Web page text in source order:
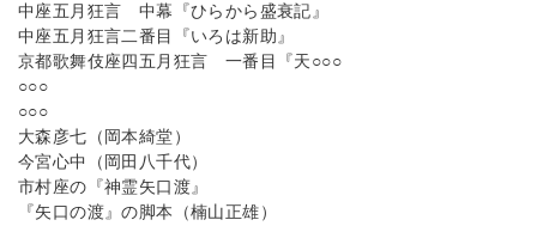
中座五月狂言 中幕『ひらから盛衰記』
中座五月狂言二番目『いろは新助』
京都歌舞伎座四五月狂言 一番目『天○○○
○○○
○○○
大森彦七（岡本綺堂）
今宮心中（岡田八千代）
市村座の『神霊矢口渡』
『矢口の渡』の脚本（楠山正雄）